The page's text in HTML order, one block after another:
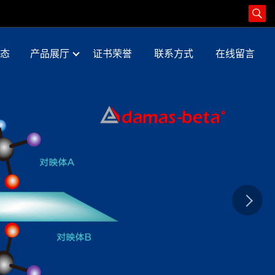
产品展厅 证书荣誉 联系方式 在线留言